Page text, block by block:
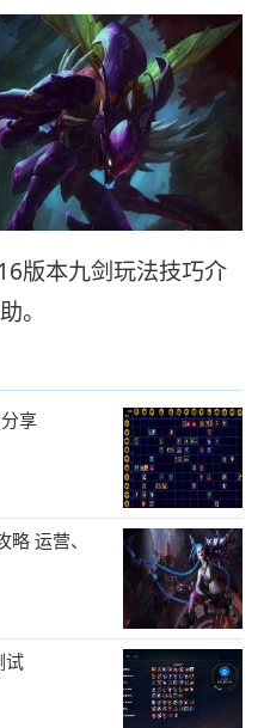
版本九剑玩法技巧介
。
享
运营、
试